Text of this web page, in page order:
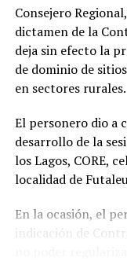
la comunidad en
concejo
este sueño con la
permita el
albergar la
«Es un orgullo
comunidad.
invaluables
grupo fantástico,
nuestro país,»
Consejero
dictamen de la
deja sin efecto la
de dominio de
en sectores rurales.
El personero dio a
desarrollo de la
los Lagos, CORE,
localidad de
En la ocasión, el
indicación de